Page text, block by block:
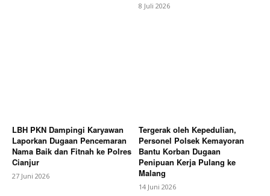
8 Juli 2026
LBH PKN Dampingi Karyawan
Laporkan Dugaan Pencemaran
Nama Baik dan Fitnah ke Polres
Cianjur
27 Juni 2026
Tergerak oleh Kepedulian,
Personel Polsek Kemayoran
Bantu Korban Dugaan
Penipuan Kerja Pulang ke
Malang
14 Juni 2026